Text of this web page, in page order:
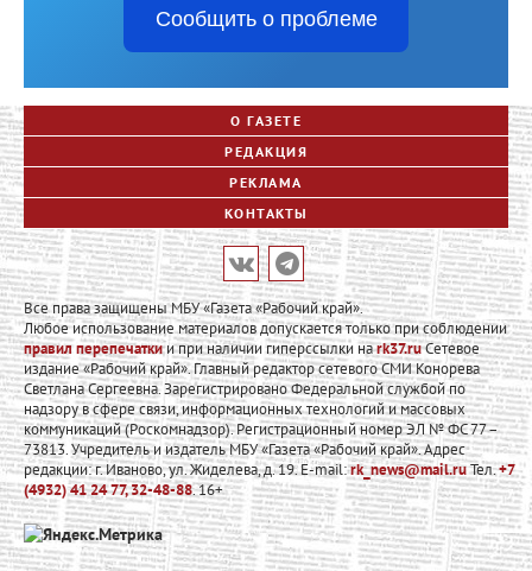
Сообщить о проблеме
О ГАЗЕТЕ
РЕДАКЦИЯ
РЕКЛАМА
КОНТАКТЫ
Все права защищены МБУ «Газета «Рабочий край».
Любое использование материалов допускается только при соблюдении
правил перепечаткии при наличии гиперссылки наrk37.ruСетевое
издание «Рабочий край». Главный редактор сетевого СМИ Конорева
Светлана Сергеевна. Зарегистрировано Федеральной службой по
надзору в сфере связи, информационных технологий и массовых
коммуникаций (Роскомнадзор). Регистрационный номер ЭЛ № ФС 77 –
73813. Учредитель и издатель МБУ «Газета «Рабочий край». Адрес
редакции: г. Иваново, ул. Жиделева, д. 19. E-mail:rk_news@mail.ruТел.+7
(4932) 41 24 77, 32-48-88. 16+